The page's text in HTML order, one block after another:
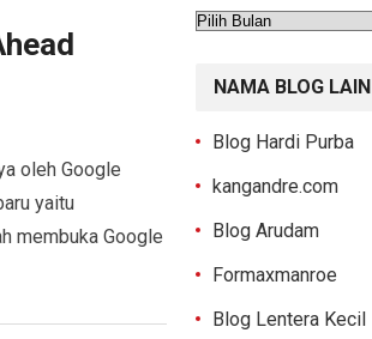
oleh Google
yaitu
membuka Google
Arsip
NAMA BLOG LAIN
Blog Hardi Purba
kangandre.com
Blog Arudam
Formaxmanroe
Blog Lentera Kecil